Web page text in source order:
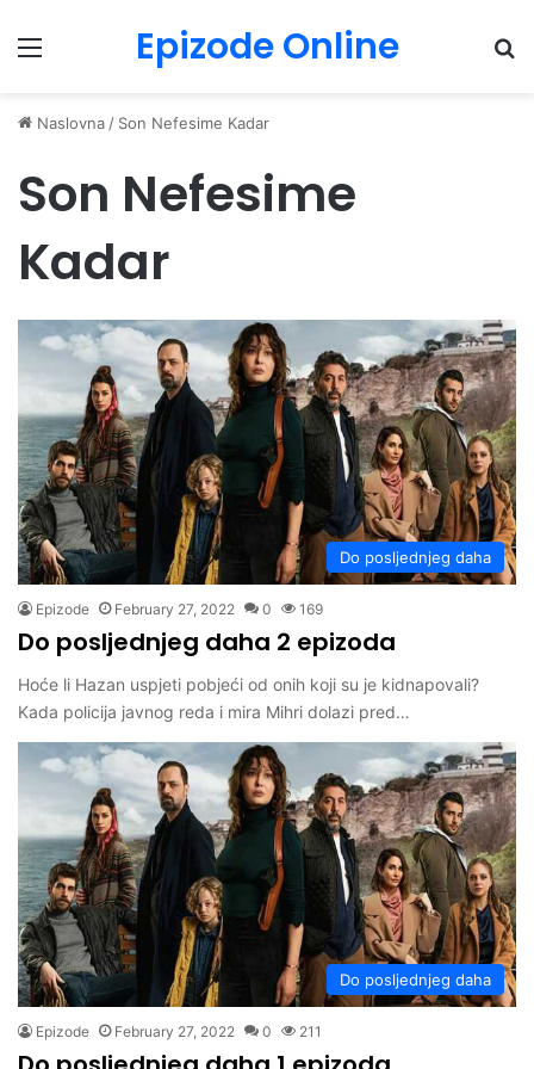
Menu Epizode Online
Naslovna / Son Nefesime Kadar
Son Nefesime
Kadar
Do posljednjeg daha
Epizode February 27, 2022 0 169
Do posljednjeg daha 2 epizoda
Hoće li Hazan uspjeti pobjeći od onih koji su je kidnapovali?
Kada policija javnog reda i mira Mihri dolazi pred…
Do posljednjeg daha
Epizode February 27, 2022 0 211